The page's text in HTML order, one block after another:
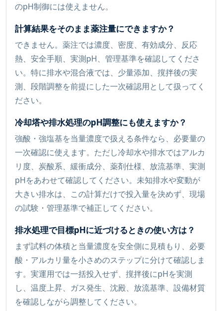
のpH制御には使えません。
計算結果をそのまま薬注量にできますか？
できません。薬注では濃度、密度、有効成分、反応
熱、安全手順、実測pH、管理基準を確認してくださ
い。特に排水や混合液では、少量添加、撹拌後の実
測、段階調整を前提にした一次確認用として扱ってく
ださい。
冷却塔や排水処理のpH調整にも使えますか？
強酸・強塩基を当量濃度で扱える条件なら、必要量の
一次確認に使えます。ただし冷却水や排水ではアルカ
リ度、炭酸系、緩衝成分、薬剤仕様、放流基準、実測
pHをあわせて確認してください。未知排水や変動が
大きい排水は、この計算だけで投入量を決めず、現場
の試験・管理基準で補正してください。
排水処理で目標pHに近づけるときの使い方は？
まず試料の体積と当量濃度を安全側に見積もり、必要
酸・アルカリ量を小さめのステップに分けて確認しま
す。実運用では一括投入せず、撹拌後にpHを実測
し、温度上昇、ガス発生、沈殿、放流基準、設備材質
を確認しながら調整してください。